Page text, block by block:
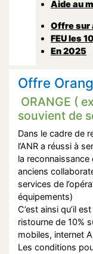
Aide au
Offre sur
FEU les
En 2025
Offre
ORANGE (
souvient de
Dans le cadre de
l’ANR a réussi à
la reconnaissance
anciens
services de
équipements)
C’est ainsi qu’il
ristourne de 10%
mobiles, internet
Les conditions